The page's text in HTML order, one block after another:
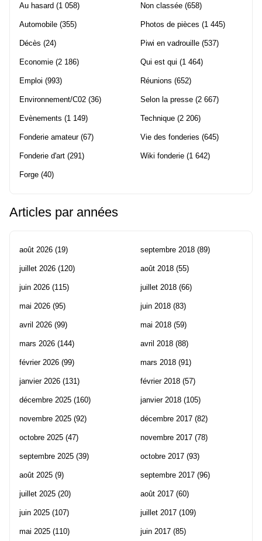
Au hasard (1 058)
Automobile (355)
Décès (24)
Economie (2 186)
Emploi (993)
Environnement/C02 (36)
Evènements (1 149)
Fonderie amateur(67)
Fonderie d'art (291)
Forge (40)
Non classée (658)
Photos de pièces (1 445)
Piwi en vadrouille (537)
Qui est qui (1 464)
Réunions (652)
Selon la presse (2 667)
Technique (2 206)
Vie des fonderies (645)
Wiki fonderie (1 642)
Articles par années
août 2026 (19)
juillet 2026 (120)
juin 2026 (115)
mai 2026 (95)
avril 2026 (99)
mars 2026 (144)
février 2026 (99)
janvier 2026 (131)
décembre 2025 (160)
novembre 2025 (92)
octobre 2025 (47)
septembre 2025 (39)
août 2025 (9)
juillet 2025 (20)
juin 2025 (107)
mai 2025 (110)
septembre 2018 (89)
août 2018 (55)
juillet 2018 (66)
juin 2018 (83)
mai 2018 (59)
avril 2018 (88)
mars 2018 (91)
février 2018 (57)
janvier 2018 (105)
décembre 2017 (82)
novembre 2017 (78)
octobre 2017 (93)
septembre 2017 (96)
août 2017 (60)
juillet 2017 (109)
juin 2017 (85)